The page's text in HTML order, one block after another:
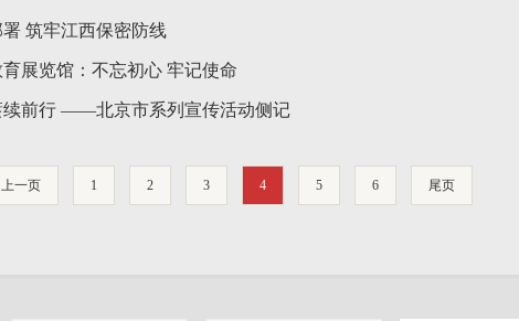
筑牢江西保密防线
展览馆：不忘初心 牢记使命
续前行 ——北京市系列宣传活动侧记
上一页 1 2 3 4 5 6 尾页